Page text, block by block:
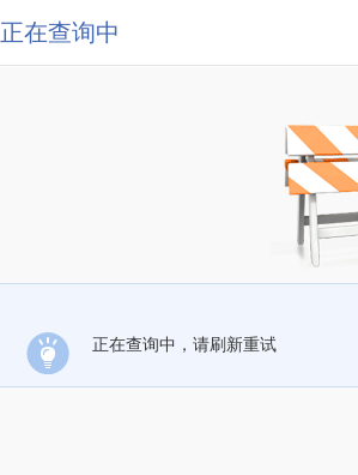
正在查询中
正在查询中，请刷新重试